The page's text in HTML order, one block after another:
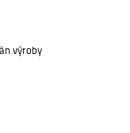
výroby